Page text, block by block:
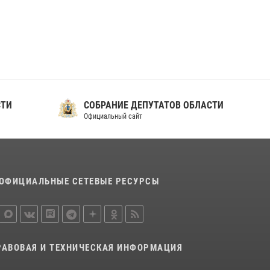
СОБРАНИЕ ДЕПУТАТОВ ОБЛАСТИ
Официальный сайт
СЕТЕВЫЕ РЕСУРСЫ
И ТЕХНИЧЕСКАЯ ИНФОРМАЦИЯ